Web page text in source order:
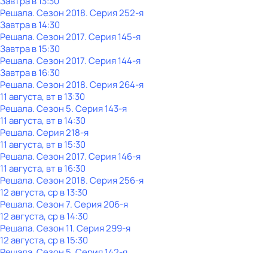
Решала. Сезон 2018. Серия 252-я
Завтра в 14:30
Решала. Сезон 2017. Серия 145-я
Завтра в 15:30
Решала. Сезон 2017. Серия 144-я
Завтра в 16:30
Решала. Сезон 2018. Серия 264-я
11 августа, вт в 13:30
Решала. Сезон 5. Серия 143-я
11 августа, вт в 14:30
Решала. Серия 218-я
11 августа, вт в 15:30
Решала. Сезон 2017. Серия 146-я
11 августа, вт в 16:30
Решала. Сезон 2018. Серия 256-я
12 августа, ср в 13:30
Решала. Сезон 7. Серия 206-я
12 августа, ср в 14:30
Решала. Сезон 11. Серия 299-я
12 августа, ср в 15:30